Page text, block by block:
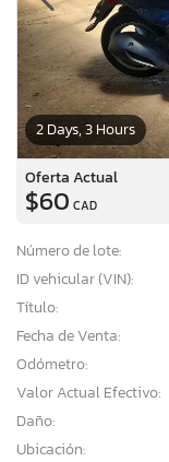
2 Days, 3 Hours
Oferta Actual
$60 CAD
Número de lote:
ID vehicular (VIN):
Título:
Fecha de Venta:
Odómetro:
Valor Actual Efectivo:
Daño:
Ubicación: